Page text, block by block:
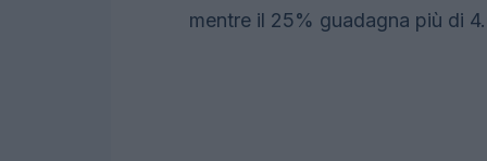
mentre il 25% guadagna più di